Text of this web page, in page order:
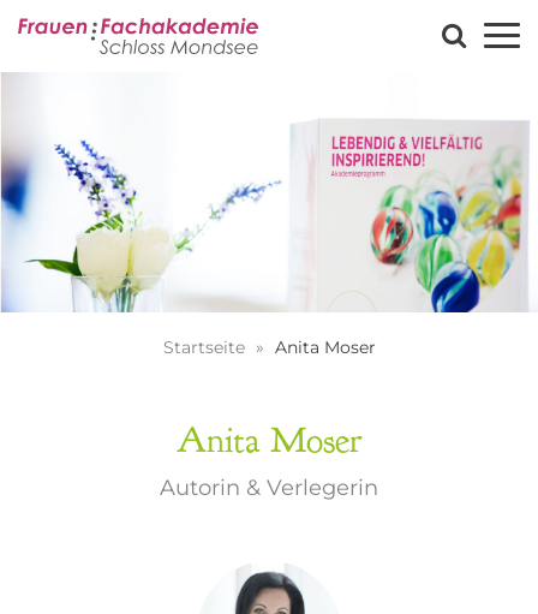
Startseite Anita Moser
Anita Moser
Autorin & Verlegerin